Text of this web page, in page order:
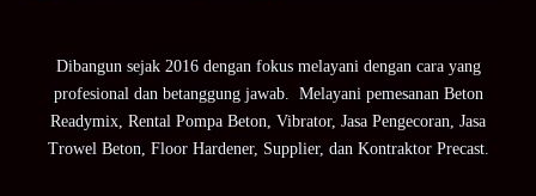
Dibangun sejak 2016 dengan fokus melayani dengan cara yang
profesional dan betanggung jawab. Melayani pemesanan Beton
Readymix, Rental Pompa Beton, Vibrator, Jasa Pengecoran, Jasa
Trowel Beton, Floor Hardener, Supplier, dan Kontraktor Precast.